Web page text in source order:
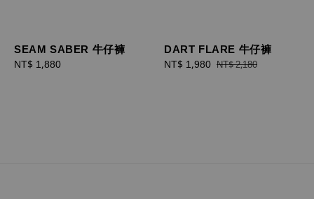
SEAM SABER 牛仔褲
Regular
NT$ 1,880
DART FLARE 牛仔褲
Sale
NT$ 1,980 Regular
NT$ 2,180